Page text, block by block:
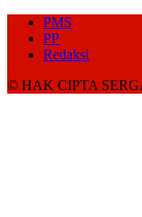
PMS
PP
Redaksi
© HAK CIPTA